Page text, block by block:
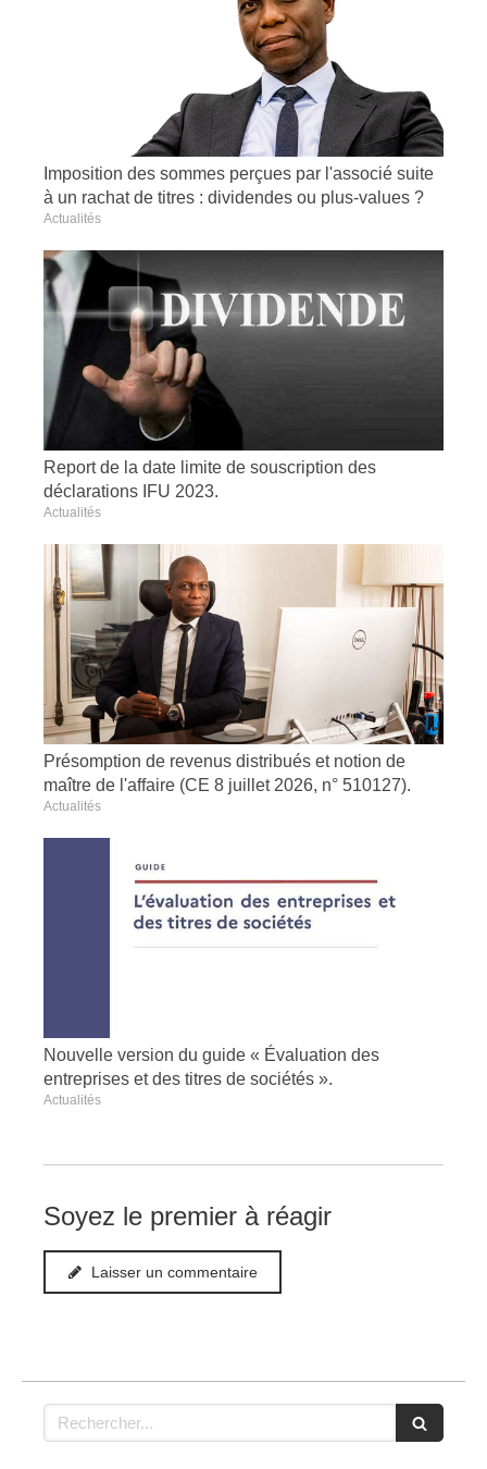
Imposition des sommes perçues par l'associé suite
à un rachat de titres : dividendes ou plus-values ?
Actualités
Report de la date limite de souscription des
déclarations IFU 2023.
Actualités
Présomption de revenus distribués et notion de
maître de l'affaire (CE 8 juillet 2026, n° 510127).
Actualités
Nouvelle version du guide « Évaluation des
entreprises et des titres de sociétés ».
Actualités
Soyez le premier à réagir
Laisser un commentaire
Rechercher